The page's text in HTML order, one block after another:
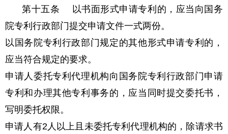
第十五条 以书面形式申请专利的，应当向国务
院专利行政部门提交申请文件一式两份。
以国务院专利行政部门规定的其他形式申请专利的，
应当符合规定的要求。
申请人委托专利代理机构向国务院专利行政部门申请
专利和办理其他专利事务的，应当同时提交委托书，
写明委托权限。
申请人有2人以上且未委托专利代理机构的，除请求书